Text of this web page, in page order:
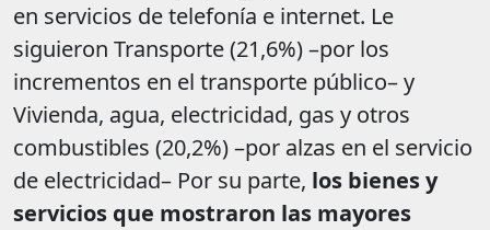
en servicios de telefonía e internet. Le
siguieron Transporte (21,6%) –por los
incrementos en el transporte público– y
Vivienda, agua, electricidad, gas y otros
combustibles (20,2%) –por alzas en el servicio
de electricidad– Por su parte, los bienes y
servicios que mostraron las mayores